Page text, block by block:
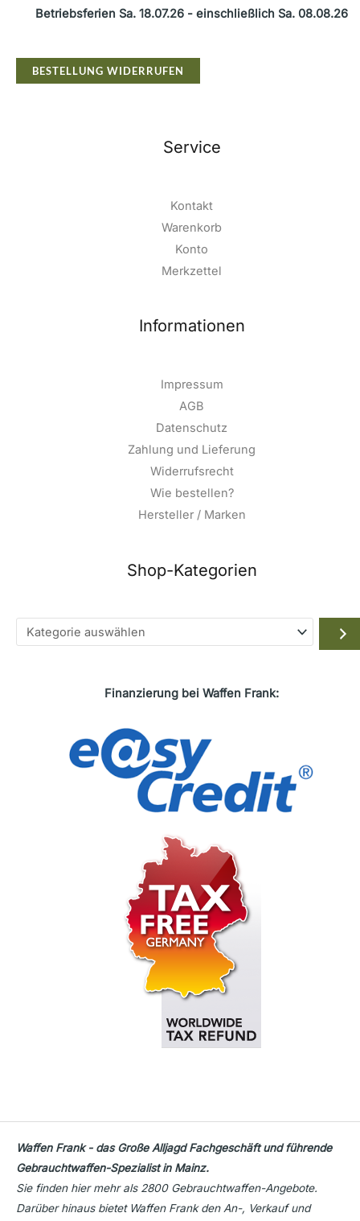
Betriebsferien Sa. 18.07.26 - einschließlich Sa. 08.08.26
BESTELLUNG WIDERRUFEN
Service
Kontakt
Warenkorb
Konto
Merkzettel
Informationen
Impressum
AGB
Datenschutz
Zahlung und Lieferung
Widerrufsrecht
Wie bestellen?
Hersteller / Marken
Shop-Kategorien
Kategorie
auswählen
Finanzierung bei Waffen Frank:
Waffen Frank - das Große Alljagd Fachgeschäft und führende
Gebrauchtwaffen-Spezialist in Mainz.
Sie finden hier mehr als 2800 Gebrauchtwaffen-Angebote.
Darüber hinaus bietet Waffen Frank den An-, Verkauf und